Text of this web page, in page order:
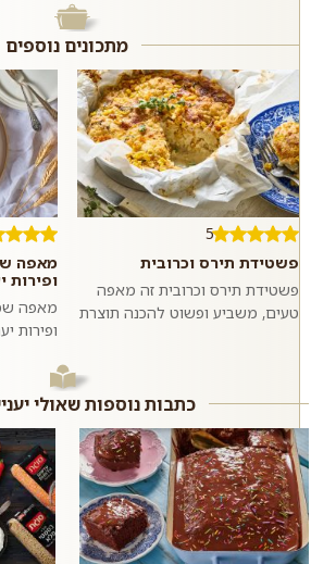
מתכונים נוספים
5
פשטידת תירס וכרובית
פשטידת תירס וכרובית זה מאפה
טעים, משביע ופשוט להכנה תוצרת
מאפה
ופירות
מאפה
ופירות
מתקתק
יערכתבות נוספות שאולי